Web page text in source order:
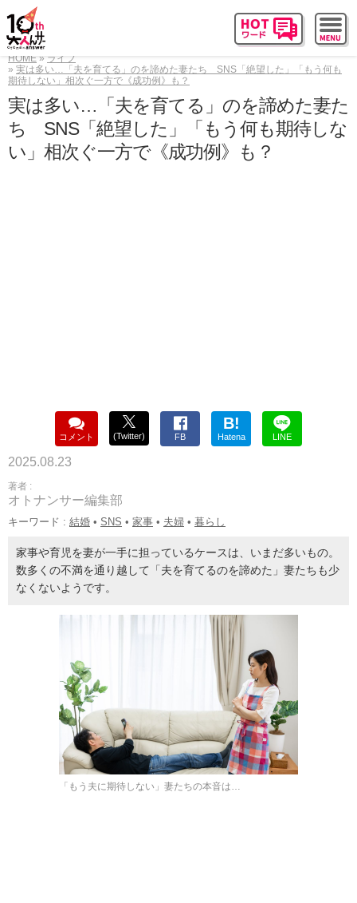
HOME
ライフ
実は多い…「夫を育てる」のを諦めた妻たち SNS「絶望した」「もう何も
期待しない」相次ぐ一方で《成功例》も？
実は多い…「夫を育てる」のを諦めた妻た
ち SNS「絶望した」「もう何も期待しな
い」相次ぐ一方で《成功例》も？
コメント (Twitter) FB
B!
Hatena LINE
2025.08.23
著者 :
オトナンサー編集部
キーワード : 結婚 • SNS • 家事 • 夫婦 • 暮らし
家事や育児を妻が一手に担っているケースは、いまだ多いもの。
数多くの不満を通り越して「夫を育てるのを諦めた」妻たちも少
なくないようです。
「もう夫に期待しない」妻たちの本音は…